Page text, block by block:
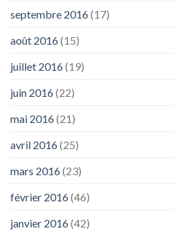
septembre 2016(17)
août 2016(15)
juillet 2016(19)
juin 2016(22)
mai 2016(21)
avril 2016(25)
mars 2016(23)
février 2016(46)
janvier 2016(42)